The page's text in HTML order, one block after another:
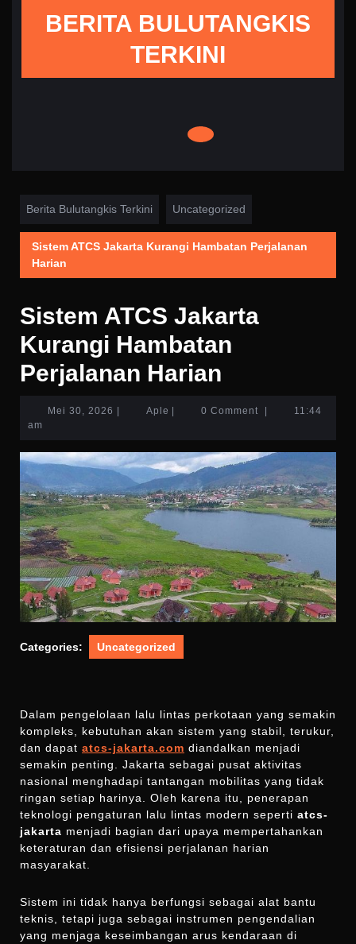
BERITA BULUTANGKIS
TERKINI
Berita Bulutangkis Terkini Uncategorized
Sistem ATCS Jakarta Kurangi Hambatan Perjalanan
Harian
Sistem ATCS Jakarta
Kurangi Hambatan
Perjalanan Harian
Mei 30, 2026 Mei
Aple Aple 0 Comment
11:44
am
Categories: Uncategorized
Dalam pengelolaan lalu lintas perkotaan yang semakin
kompleks, kebutuhan akan sistem yang stabil, terukur,
dan dapat atcs-jakarta.com diandalkan menjadi
semakin penting. Jakarta sebagai pusat aktivitas
nasional menghadapi tantangan mobilitas yang tidak
ringan setiap harinya. Oleh karena itu, penerapan
teknologi pengaturan lalu lintas modern seperti atcs-
jakarta menjadi bagian dari upaya mempertahankan
keteraturan dan efisiensi perjalanan harian
masyarakat.
Sistem ini tidak hanya berfungsi sebagai alat bantu
teknis, tetapi juga sebagai instrumen pengendalian
yang menjaga keseimbangan arus kendaraan di